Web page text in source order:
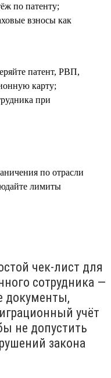
по патенту;
взносы как
патент, РВП,
карту;
при
по отрасли
лимиты
чек-лист для
сотрудника —
документы,
учёт
не допустить
закона